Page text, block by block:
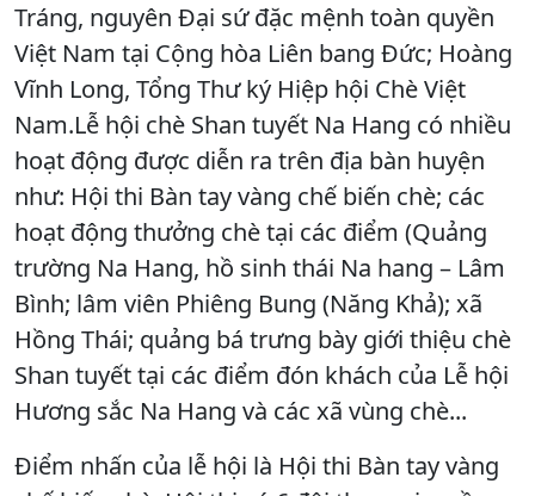
Tráng, nguyên Đại sứ đặc mệnh toàn quyền
Việt Nam tại Cộng hòa Liên bang Đức; Hoàng
Vĩnh Long, Tổng Thư ký Hiệp hội Chè Việt
Nam.Lễ hội chè Shan tuyết Na Hang có nhiều
hoạt động được diễn ra trên địa bàn huyện
như: Hội thi Bàn tay vàng chế biến chè; các
hoạt động thưởng chè tại các điểm (Quảng
trường Na Hang, hồ sinh thái Na hang – Lâm
Bình; lâm viên Phiêng Bung (Năng Khả); xã
Hồng Thái; quảng bá trưng bày giới thiệu chè
Shan tuyết tại các điểm đón khách của Lễ hội
Hương sắc Na Hang và các xã vùng chè...
Điểm nhấn của lễ hội là Hội thi Bàn tay vàng